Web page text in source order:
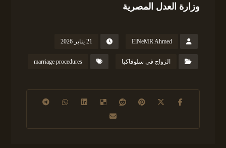
وزارة العدل المصرية
ElNeMR Ahmed 21 يناير 2026
الزواج في سلوفاكيا marriage procedures